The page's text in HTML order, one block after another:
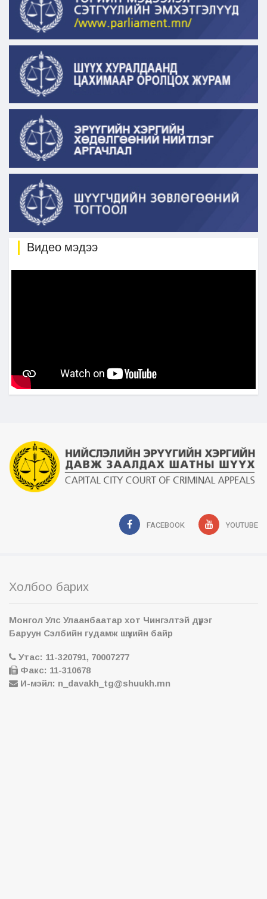
Видео мэдээ
FACEBOOK YOUTUBE
Холбоо барих
Монгол Улс Улаанбаатар хот Чингэлтэй дүүрэг
Баруун Сэлбийн гудамж шүүхийн байр
Утас: 11-320791, 70007277
Факс: 11-310678
И-мэйл: n_davakh_tg@shuukh.mn